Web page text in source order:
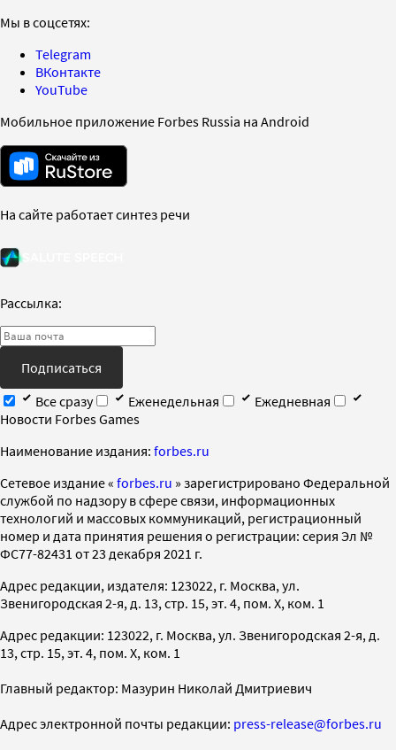
Мы в соцсетях:
Telegram
ВКонтакте
YouTube
Мобильное приложение Forbes Russia на Android
На сайте работает синтез речи
Рассылка:
Подписаться
Все сразу
Еженедельная
Ежедневная
Новости Forbes Games
Наименование издания: forbes.ru
Cетевое издание « forbes.ru » зарегистрировано Федеральной
службой по надзору в сфере связи, информационных
технологий и массовых коммуникаций, регистрационный
номер и дата принятия решения о регистрации: серия Эл №
ФС77-82431 от 23 декабря 2021 г.
Адрес редакции, издателя: 123022, г. Москва, ул.
Звенигородская 2-я, д. 13, стр. 15, эт. 4, пом. X, ком. 1
Адрес редакции: 123022, г. Москва, ул. Звенигородская 2-я, д.
13, стр. 15, эт. 4, пом. X, ком. 1
Главный редактор: Мазурин Николай Дмитриевич
Адрес электронной почты редакции: press-release@forbes.ru